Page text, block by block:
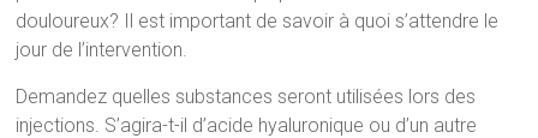
douloureux? Il est important de savoir à quoi s’attendre le
jour de l’intervention.
Demandez quelles substances seront utilisées lors des
injections. S’agira-t-il d’acide hyaluronique ou d’un autre